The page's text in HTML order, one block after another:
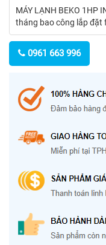
MÁY LẠNH BEKO 1HP
tháng bao công lắp đặt
0961 663 996